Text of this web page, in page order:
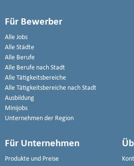
Für Bewerber
Alle Jobs
Alle Städte
Alle Berufe
Alle Berufe nach Stadt
Alle Tätigkeitsbereiche
Alle Tätigkeitsbereiche nach Stadt
Ausbildung
Minijobs
Unternehmen der Region
Für Unternehmen
Produkte und Preise